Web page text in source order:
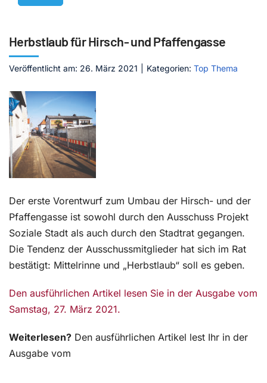
Unternehmen
Mediathek
Kontakt
Herbstlaub für Hirsch- und Pfaffengasse
Veröffentlicht am: 26. März 2021 Kategorien: Top Thema
Der erste Vorentwurf zum Umbau der Hirsch- und der
Pfaffengasse ist sowohl durch den Ausschuss Projekt
Soziale Stadt als auch durch den Stadtrat gegangen.
Die Tendenz der Ausschussmitglieder hat sich im Rat
bestätigt: Mittelrinne und „Herbstlaub“ soll es geben.
Den ausführlichen Artikel lesen Sie in der Ausgabe vom
Samstag, 27. März 2021.
Weiterlesen? Den ausführlichen Artikel lest Ihr in der
Ausgabe vom